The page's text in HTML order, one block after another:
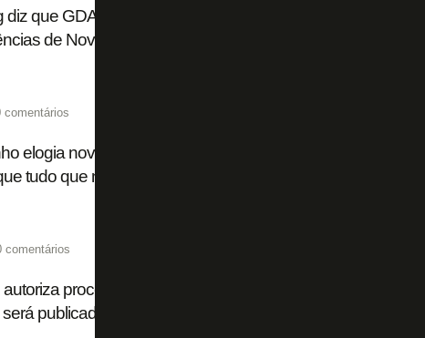
diz que GDA Luma, próxima do Botafogo, é alvo de
de Nova York
comentários
elogia nova gestão: 'Sabemos um pouco do plano do
tudo que nos falam está acontecendo'
comentários
autoriza processamento da recuperação judicial da SAF do
publicado